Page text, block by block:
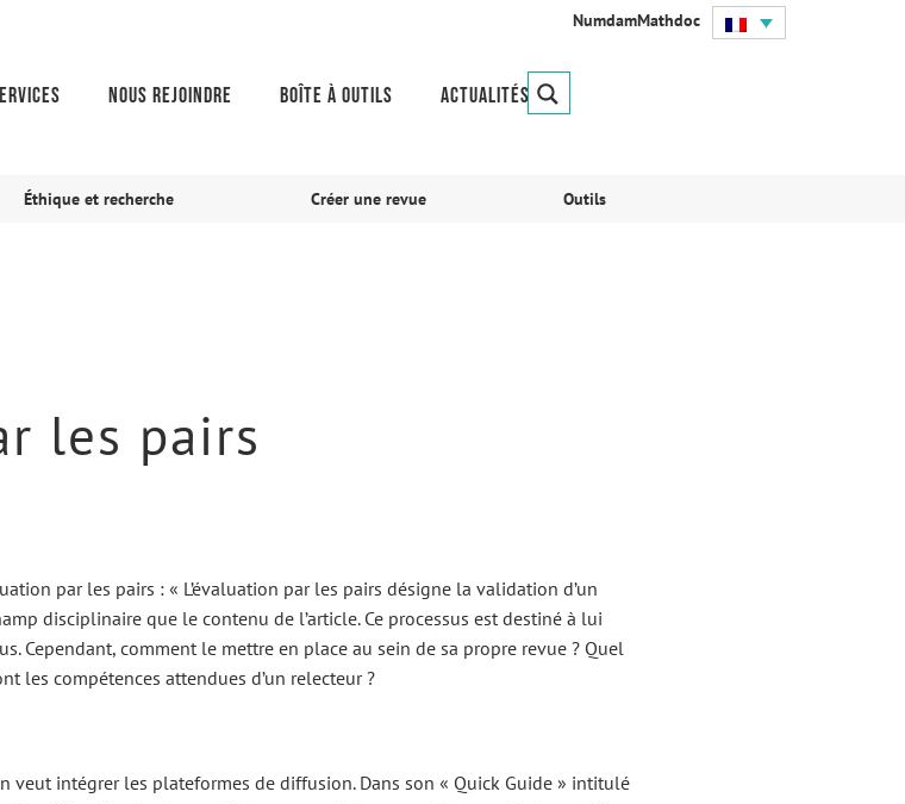
NumdamMathdoc
Nous rejoindre Boîte à outils Actualités
Éthique et recherche Créer une revue Outils
les pairs
par les pairs : « L’évaluation par les pairs désigne la validation d’un
disciplinaire que le contenu de l’article. Ce processus est destiné à lui
Cependant, comment le mettre en place au sein de sa propre revue ? Quel
les compétences attendues d’un relecteur ?
veut intégrer les plateformes de diffusion. Dans son « Quick Guide » intitulé